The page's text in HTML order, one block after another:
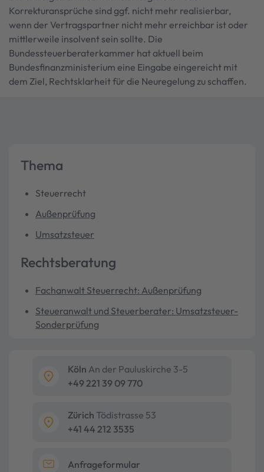
Korrekturansprüche sind ggf. nicht mehr realisierbar,
wenn der Vertragspartner nicht mehr erreichbar ist oder
mittlerweile insolvent sein sollte. Die
Bundessteuerberaterkammer hat aktuell beim
Bundesfinanzministerium eine Eingabe eingereicht mit
dem Ziel, Rechtsklarheit für die Neuregelung zu schaffen.
Thema
Steuerrecht
Außenprüfung
Umsatzsteuer
Rechtsberatung
Fachanwalt Steuerrecht: Außenprüfung
Steueranwalt und Steuerberater: Umsatzsteuer-
Sonderprüfung
Köln An der Pauluskirche 3-5
+49 221 39 09 770
Zürich Tödistrasse 53
+41 44 212 3535
Anfrageformular